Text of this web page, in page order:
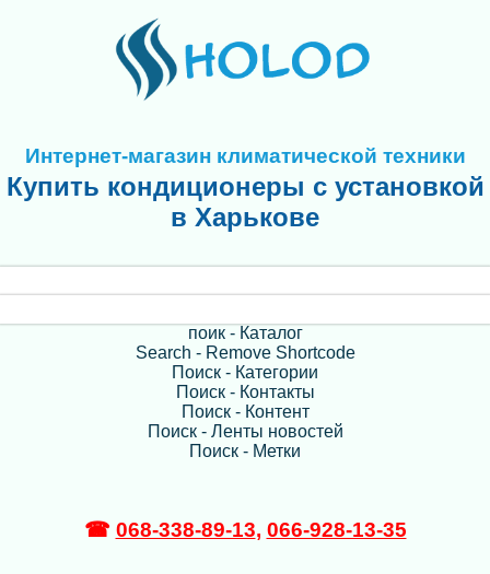
Интернет-магазин климатической техники
Купить кондиционеры с установкой
в Харькове
поик - Каталог
Search - Remove Shortcode
Поиск - Категории
Поиск - Контакты
Поиск - Контент
Поиск - Ленты новостей
Поиск - Метки
☎ 068-338-89-13, 066-928-13-35